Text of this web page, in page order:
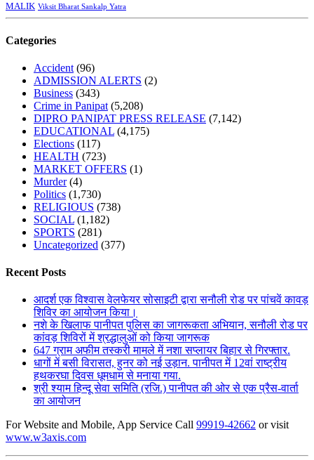
MALIK Viksit Bharat Sankalp Yatra
Categories
Accident (96)
ADMISSION ALERTS (2)
Business (343)
Crime in Panipat (5,208)
DIPRO PANIPAT PRESS RELEASE (7,142)
EDUCATIONAL (4,175)
Elections (117)
HEALTH (723)
MARKET OFFERS (1)
Murder(4)
Politics (1,730)
RELIGIOUS (738)
SOCIAL (1,182)
SPORTS (281)
Uncategorized (377)
Recent Posts
आदर्श एक विश्वास वेलफेयर सोसाइटी द्वारा सनौली रोड पर पांचवें कावड़
शिविर का आयोजन किया।
नशे के खिलाफ पानीपत पुलिस का जागरूकता अभियान, सनौली रोड पर
कांवड़ शिविरों में श्रद्धालुओं को किया जागरूक
647 ग्राम अफीम तस्करी मामले में नशा सप्लायर बिहार से गिरफ्तार.
धागों में बसी विरासत, हुनर को नई उड़ान. पानीपत में 12वां राष्ट्रीय
हथकरघा दिवस धूमधाम से मनाया गया.
श्री श्याम हिन्दू सेवा समिति (रजि.) पानीपत की ओर से एक प्रैस-वार्ता
का आयोजन
For Website and Mobile, App Service Call 99919-42662 or visit
www.w3axis.com